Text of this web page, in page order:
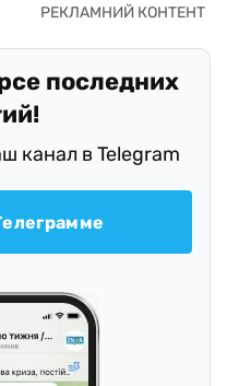
последних
канал в Telegram